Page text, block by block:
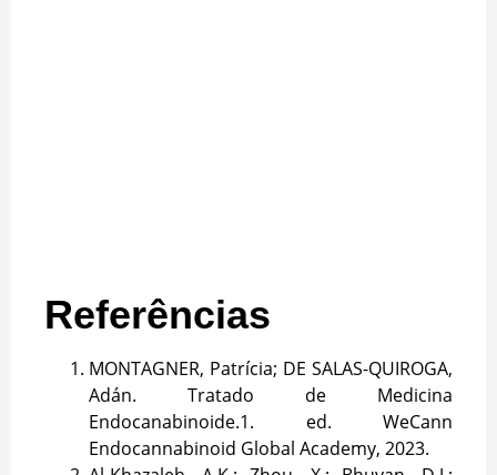
Referências
MONTAGNER, Patrícia; DE SALAS-QUIROGA,
Adán. Tratado de Medicina
Endocanabinoide.1. ed. WeCann
Endocannabinoid Global Academy, 2023.